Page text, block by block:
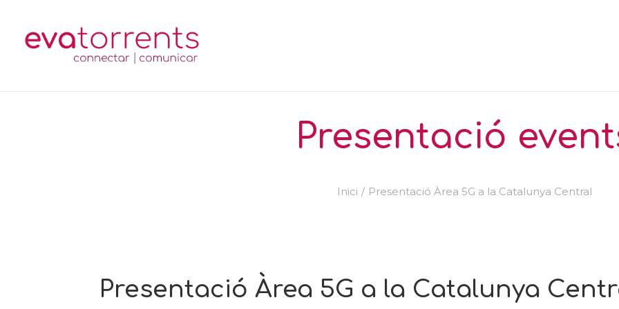
Presentació
Inici Presentació Àrea 5G a la Catalunya Central
Presentació Àrea 5G a la Catalunya